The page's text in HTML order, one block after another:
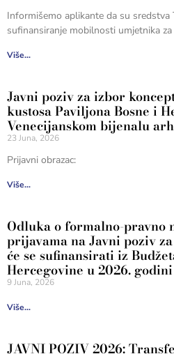
Informišemo aplikante da su sredstva
sufinansiranje mobilnosti umjetnika
Više...
Javni poziv za izbor
kustosa Paviljona Bosne i
Venecijanskom bijenalu
23 Juna, 2026
Prijavni obrazac:
Više...
Odluka o formalno-pravno
prijavama na Javni poziv
će se sufinansirati iz
Hercegovine u 2026. godini
9 Juna, 2026
Više...
JAVNI POZIV 2026: